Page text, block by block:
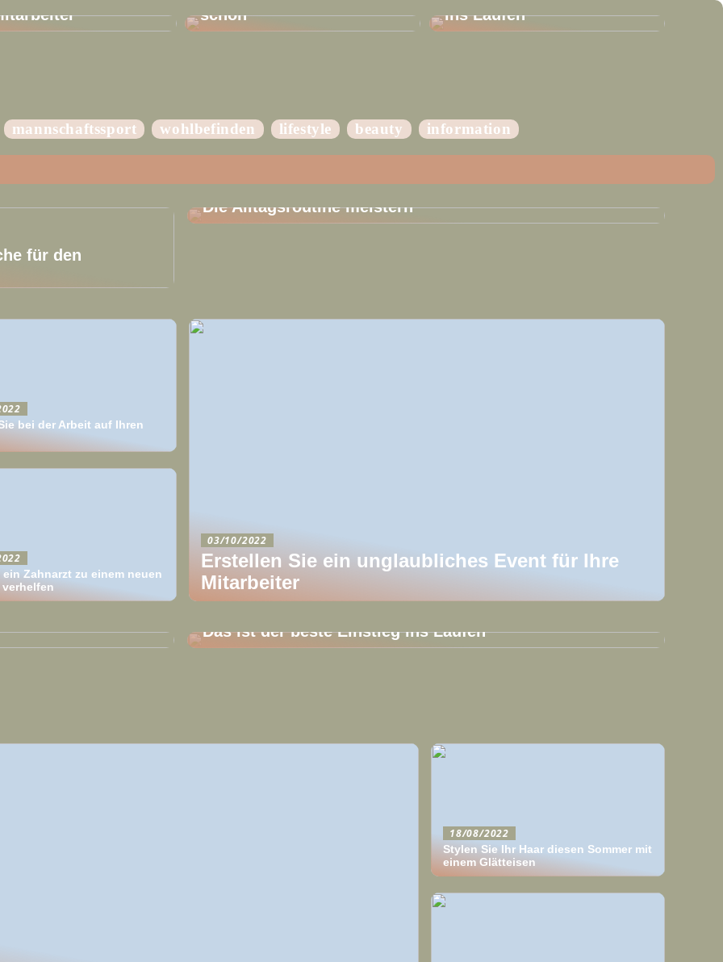
schön
ins Laufen
mannschaftssport wohlbefinden lifestyle beauty information
für den
INFORMATION
Die Alltagsroutine meistern
bei der Arbeit auf Ihren
ein Zahnarzt zu einem neuen
03/10/2022
Erstellen Sie ein unglaubliches Event für Ihre
Mitarbeiter
11/09/2022
Das ist der beste Einstieg ins Laufen
18/08/2022
Stylen Sie Ihr Haar diesen Sommer mit
einem Glätteisen